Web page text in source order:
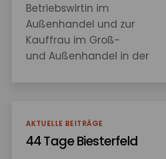
Betriebswirtin im
Außenhandel und zur
Kauffrau im Groß-
und Außenhandel in der
angefangen und wir wurden
nach den ersten
Kennenlern-Tagen
Kategorien
AKTUELLE BEITRÄGE
44 Tage Biesterfeld